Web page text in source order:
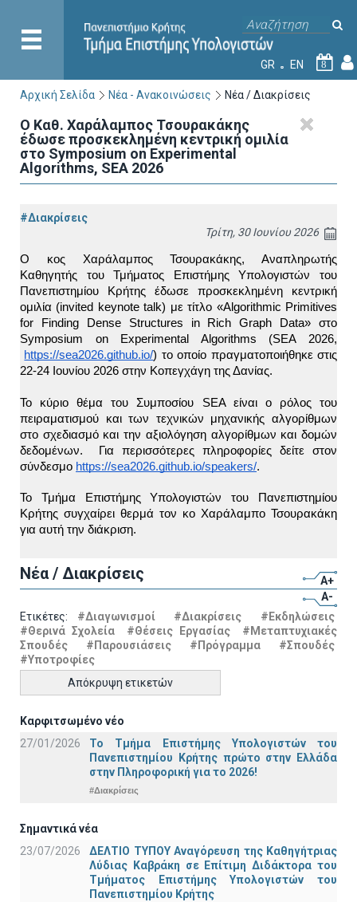
GR EN 8
Αρχική Σελίδα Νέα - Ανακοινώσεις Νέα / Διακρίσεις
Ο Καθ. Χαράλαμπος Τσουρακάκης
έδωσε προσκεκλημένη κεντρική ομιλία
στο Symposium on Experimental
Algorithms, SEA 2026
#Διακρίσεις
Τρίτη, 30 Ιουνίου 2026
O κος Χαράλαμπος Τσουρακάκης, Αναπληρωτής
Καθηγητής του Τμήματος Επιστήμης Υπολογιστών του
Πανεπιστημίου Κρήτης έδωσε προσκεκλημένη κεντρική
ομιλία (invited keynote talk) με τίτλο «Algorithmic Primitives
for Finding Dense Structures in Rich Graph Data» στο
Symposium on Experimental Algorithms (SEA 2026,
https://sea2026.github.io/) το οποίο πραγματοποιήθηκε στις
22-24 Ιουνίου 2026 στην Κοπεγχάγη της Δανίας.
Το κύριο θέμα του Συμποσίου SEA είναι ο ρόλος του
πειραματισμού και των τεχνικών μηχανικής αλγορίθμων
στο σχεδιασμό και την αξιολόγηση αλγορίθμων και δομών
δεδομένων.  Για περισσότερες πληροφορίες δείτε στον
σύνδεσμο https://sea2026.github.io/speakers/.
Το Τμήμα Επιστήμης Υπολογιστών του Πανεπιστημίου
Κρήτης συγχαίρει θερμά τον κο Χαράλαμπο Τσουρακάκη
για αυτή την διάκριση.
Νέα / Διακρίσεις
A+
A-
Ετικέτες: #Διαγωνισμοί #Διακρίσεις
#Εκδηλώσεις
#Θερινά Σχολεία
#Θέσεις Εργασίας
#Μεταπτυχιακές
Σπουδές
#Παρουσιάσεις #Πρόγραμμα
#Σπουδές
#Υποτροφίες
Απόκρυψη ετικετών
Καρφιτσωμένο νέο
27/01/2026
Το Τμήμα Επιστήμης Υπολογιστών του
Πανεπιστημίου Κρήτης πρώτο στην Ελλάδα
στην Πληροφορική για το 2026!
#Διακρίσεις
Σημαντικά νέα
23/07/2026
ΔΕΛΤΙΟ ΤΥΠΟΥ Αναγόρευση της Καθηγήτριας
Λύδιας Καβράκη σε Επίτιμη Διδάκτορα του
Τμήματος Επιστήμης Υπολογιστών του
Πανεπιστημίου Κρήτης